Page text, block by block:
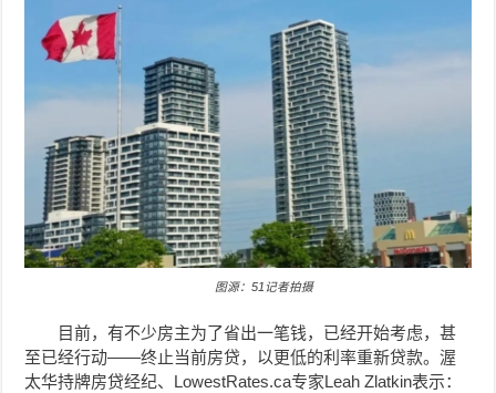
图源：51记者拍摄
目前，有不少房主为了省出一笔钱， 已经开始考虑，甚
至已经行动——终止当前房贷，以更低的利率重新贷款。渥
太华持牌房贷经纪、LowestRates.ca专家Leah Zlatkin表示：